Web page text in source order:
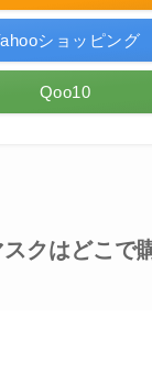
ショッピング
Qoo10
クはどこで